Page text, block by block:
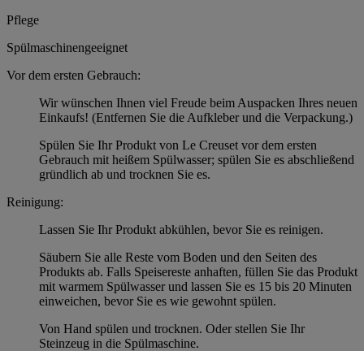
Pflege
Spülmaschinengeeignet
Vor dem ersten Gebrauch:
Wir wünschen Ihnen viel Freude beim Auspacken Ihres neuen
Einkaufs! (Entfernen Sie die Aufkleber und die Verpackung.)
Spülen Sie Ihr Produkt von Le Creuset vor dem ersten
Gebrauch mit heißem Spülwasser; spülen Sie es abschließend
gründlich ab und trocknen Sie es.
Reinigung:
Lassen Sie Ihr Produkt abkühlen, bevor Sie es reinigen.
Säubern Sie alle Reste vom Boden und den Seiten des
Produkts ab. Falls Speisereste anhaften, füllen Sie das Produkt
mit warmem Spülwasser und lassen Sie es 15 bis 20 Minuten
einweichen, bevor Sie es wie gewohnt spülen.
Von Hand spülen und trocknen. Oder stellen Sie Ihr
Steinzeug in die Spülmaschine.